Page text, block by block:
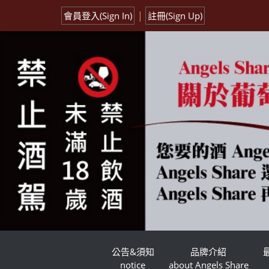
會員登入(Sign In) | 註冊(Sign Up)
公告&須知
notice
品牌介紹
about Angels Share